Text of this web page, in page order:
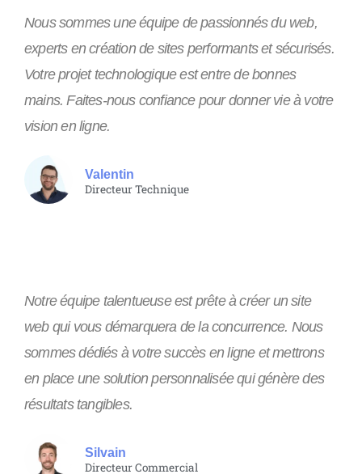
Nous sommes une équipe de passionnés du web,
experts en création de sites performants et sécurisés.
Votre projet technologique est entre de bonnes
mains. Faites-nous confiance pour donner vie à votre
vision en ligne.
Valentin
Directeur Technique
Notre équipe talentueuse est prête à créer un site
web qui vous démarquera de la concurrence. Nous
sommes dédiés à votre succès en ligne et mettrons
en place une solution personnalisée qui génère des
résultats tangibles.
Silvain
Directeur Commercial